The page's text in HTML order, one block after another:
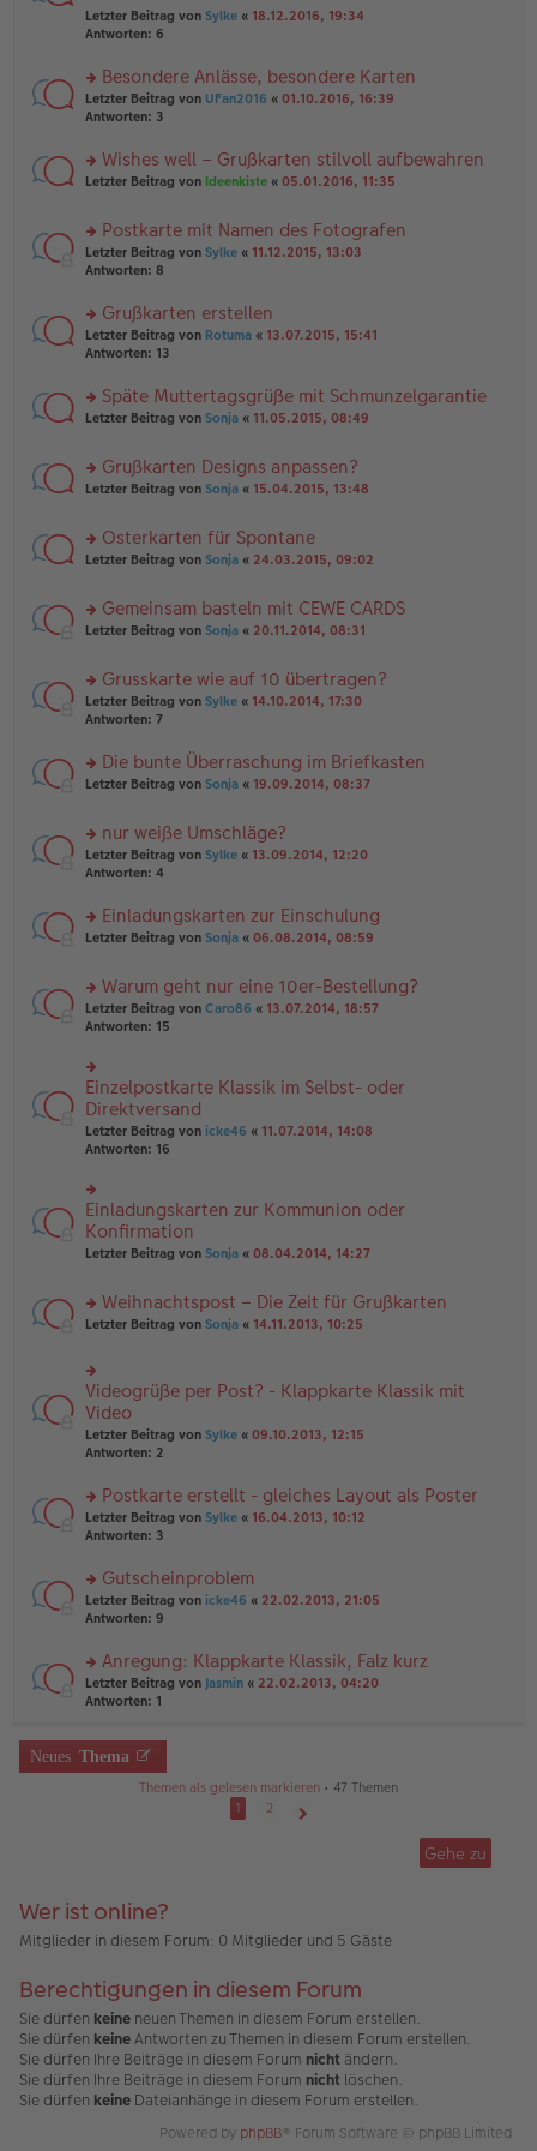
g
B
ei
a
g
el
es
er
B
ei
a
g
r
u
n
el
es
e
B
ei
a
g
Letzter Beitrag von Sylke « 18.12.2016, 19:34
Antworten: 6
rs
te
n
g
es
e
n
er
ei
tr
a
Besondere Anlässe, besondere Karten
Letzter Beitrag von UFan2016 « 01.10.2016, 16:39
Antworten: 3
rs
u
n
g
es
e
n
er
ei
tr
Wishes well – Grußkarten stilvoll aufbewahren
Letzter Beitrag von Ideenkiste « 05.01.2016, 11:35
rs
te
n
g
el
e
n
ei
tr
Postkarte mit Namen des Fotografen
Letzter Beitrag von Sylke « 11.12.2015, 13:03
Antworten: 8
rs
te
n
g
es
e
n
B
ei
tr
g
Grußkarten erstellen
Letzter Beitrag von Rotuma « 13.07.2015, 15:41
Antworten: 13
rs
u
n
es
e
B
ei
g
Späte Muttertagsgrüße mit Schmunzelgarantie
Letzter Beitrag von Sonja « 11.05.2015, 08:49
rs
u
n
es
e
B
ei
tr
g
Grußkarten Designs anpassen?
Letzter Beitrag von Sonja « 15.04.2015, 13:48
rs
u
n
es
e
n
B
ei
tr
g
Osterkarten für Spontane
Letzter Beitrag von Sonja « 24.03.2015, 09:02
rs
u
n
g
es
e
n
B
ei
tr
a
Gemeinsam basteln mit CEWE CARDS
Letzter Beitrag von Sonja « 20.11.2014, 08:31
rs
te
n
g
es
e
n
er
ei
tr
Grusskarte wie auf 10 übertragen?
Letzter Beitrag von Sylke « 14.10.2014, 17:30
Antworten: 7
rs
u
n
g
es
e
n
B
ei
tr
a
Die bunte Überraschung im Briefkasten
Letzter Beitrag von Sonja « 19.09.2014, 08:37
rs
te
n
g
es
e
n
er
ei
tr
a
g
nur weiße Umschläge?
Letzter Beitrag von Sylke « 13.09.2014, 12:20
Antworten: 4
rs
u
n
g
es
e
n
er
B
ei
a
g
Einladungskarten zur Einschulung
Letzter Beitrag von Sonja « 06.08.2014, 08:59
rs
te
u
n
g
el
es
e
er
B
ei
tr
a
Warum geht nur eine 10er-Bestellung?
Letzter Beitrag von Caro86 « 13.07.2014, 18:57
Antworten: 15
rs
te
r
u
n
el
es
e
n
ei
tr
Einzelpostkarte Klassik im Selbst- oder
Direktversand
Letzter Beitrag von icke46 « 11.07.2014, 14:08
Antworten: 16
rs
te
r
u
g
el
es
n
er
B
ei
tr
a
Einladungskarten zur Kommunion oder
Konfirmation
Letzter Beitrag von Sonja « 08.04.2014, 14:27
rs
u
n
g
el
es
er
B
ei
a
g
Weihnachtspost – Die Zeit für Grußkarten
Letzter Beitrag von Sonja « 14.11.2013, 10:25
rs
te
r
u
n
el
es
e
B
ei
tr
g
Videogrüße per Post? - Klappkarte Klassik mit
Video
Letzter Beitrag von Sylke « 09.10.2013, 12:15
Antworten: 2
rs
te
n
g
el
e
n
er
tr
a
Postkarte erstellt - gleiches Layout als Poster
Letzter Beitrag von Sylke « 16.04.2013, 10:12
Antworten: 3
rs
te
n
g
el
e
n
er
Gutscheinproblem
Letzter Beitrag von icke46 « 22.02.2013, 21:05
Antworten: 9
rs
te
n
g
tr
a
g
Anregung: Klappkarte Klassik, Falz kurz
Letzter Beitrag von Jasmin « 22.02.2013, 04:20
Antworten: 1
Neues Thema
Themen als gelesen markieren • 47 Themen
1
2
Gehe zu
Wer ist online?
Mitglieder in diesem Forum: 0 Mitglieder und 5 Gäste
Berechtigungen in diesem Forum
Sie dürfen keine neuen Themen in diesem Forum erstellen.
Sie dürfen keineAntworten zu Themen in diesem Forum erstellen.
Sie dürfen Ihre Beiträge in diesem Forum nicht ändern.
Sie dürfen Ihre Beiträge in diesem Forum nicht löschen.
Sie dürfen keine Dateianhänge in diesem Forum erstellen.
Powered by phpBB® Forum Software © phpBB Limited